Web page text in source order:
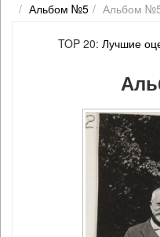
Альбом №5
Альбом
TOP 20: Лучшие